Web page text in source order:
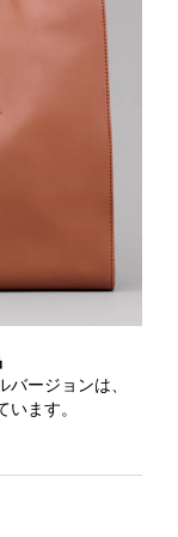
ージョンは、
います。